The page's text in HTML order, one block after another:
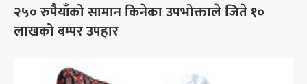
२५० रुपैयाँको सामान किनेका उपभोक्ताले जिते १०
लाखको बम्पर उपहार